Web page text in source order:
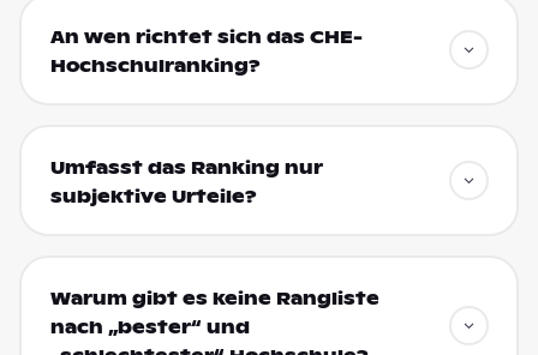
An wen richtet sich das CHE-
Hochschulranking?
Umfasst das Ranking nur
subjektive Urteile?
Warum gibt es keine Rangliste
nach „bester“ und